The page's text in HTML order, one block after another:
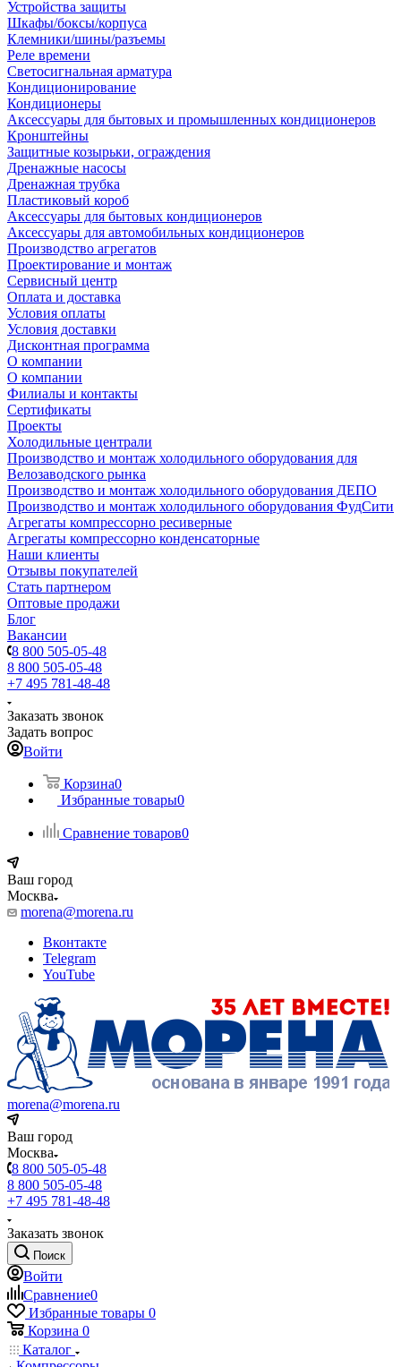
Устройства защиты
Шкафы/боксы/корпуса
Клемники/шины/разъемы
Реле времени
Светосигнальная арматура
Кондиционирование
Кондиционеры
Аксессуары для бытовых и промышленных кондиционеров
Кронштейны
Защитные козырьки, ограждения
Дренажные насосы
Дренажная трубка
Пластиковый короб
Аксессуары для бытовых кондиционеров
Аксессуары для автомобильных кондиционеров
Производство агрегатов
Проектирование и монтаж
Сервисный центр
Оплата и доставка
Условия оплаты
Условия доставки
Дисконтная программа
О компании
О компании
Филиалы и контакты
Сертификаты
Проекты
Холодильные централи
Производство и монтаж холодильного оборудования для
Велозаводского рынка
Производство и монтаж холодильного оборудования ДЕПО
Производство и монтаж холодильного оборудования ФудСити
Агрегаты компрессорно ресиверные
Агрегаты компрессорно конденсаторные
Наши клиенты
Отзывы покупателей
Стать партнером
Оптовые продажи
Блог
Вакансии
8 800 505-05-48
8 800 505-05-48
+7 495 781-48-48
Заказать звонок
Задать вопрос
Войти
Корзина0
Избранные товары0
Сравнение товаров0
Ваш город
Москва
morena@morena.ru
Вконтакте
Telegram
YouTube
morena@morena.ru
Ваш город
Москва
8 800 505-05-48
8 800 505-05-48
+7 495 781-48-48
Заказать звонок
Поиск
Войти
Сравнение0
Избранные товары 0
Корзина 0
Каталог